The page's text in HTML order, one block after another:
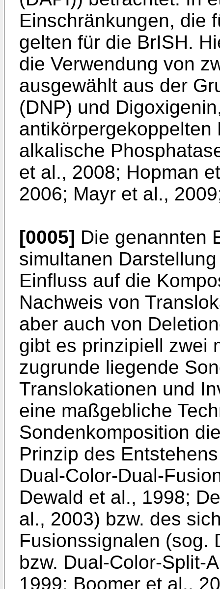
Einschränkungen, die
gelten für die BrISH.
die Verwendung von
ausgewählt aus der
(DNP) und
antikörpergekoppelten
alkalische
et al., 2008; Hopman
2006; Mayr et al.,
[0005] Die genannten
simultanen
Einfluss auf die
Nachweis von
aber auch von
gibt es prinzipiell zwei
zugrunde liegende
Translokationen und
eine maßgebliche
Sondenkomposition
Prinzip des
Dual-Color-Dual-
Dewald et al., 1998;
al., 2003) bzw. des
Fusionssignalen (sog.
bzw. Dual-Color-Split-
1999; Boomer et al.,